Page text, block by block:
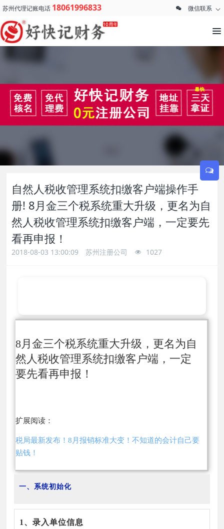
苏州代理记账电话 18061996833 微信联系
自然人税收管理系统扣缴客户端操作手
册! 8月金三个税系统重大升级，更名为自
然人税收管理系统扣缴客户端，一定要先
看再申报！
2018-08-03 13:00:09 苏州注册公司 1027
8月金三个税系统重大升级，更名为自
然人税收管理系统扣缴客户端，一定
要先看再申报！
扩展阅读：
税局最新发布！8月报销标准大变！不知道的会计自己要
贴钱！
一、系统初始化
1、录入单位信息